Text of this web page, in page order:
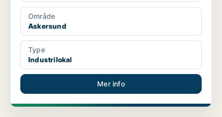
Område
Askersund
Type
Industrilokal
Mer info